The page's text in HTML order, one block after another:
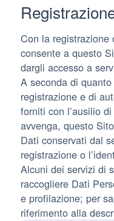
Con la registrazione
consente a questo
dargli accesso a
A seconda di
registrazione e di
forniti con l’ausilio
avvenga, questo
Dati conservati dal
registrazione o
Alcuni dei servizi di
raccogliere Dati
e profilazione; per
riferimento alla